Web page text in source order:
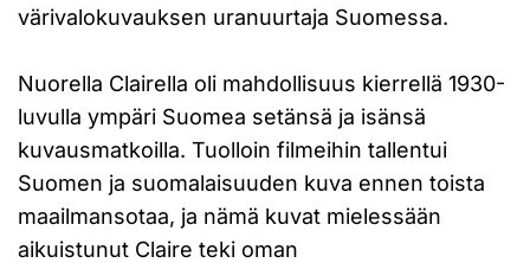
värivalokuvauksen uranuurtaja Suomessa.
Nuorella Clairella oli mahdollisuus kierrellä 1930-
luvulla ympäri Suomea setänsä ja isänsä
kuvausmatkoilla. Tuolloin filmeihin tallentui
Suomen ja suomalaisuuden kuva ennen toista
maailmansotaa, ja nämä kuvat mielessään
aikuistunut Claire teki oman